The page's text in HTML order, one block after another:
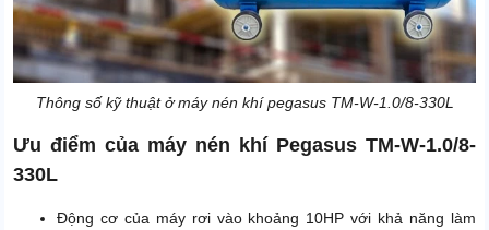
Thông số kỹ thuật ở máy nén khí pegasus TM-W-1.0/8-330L
Ưu điểm của máy nén khí Pegasus TM-W-1.0/8-
330L
Động cơ của máy rơi vào khoảng 10HP với khả năng làm